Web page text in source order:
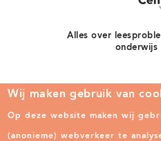
Wij maken gebruik van
Op deze website maken wij
(anonieme) webverkeer te
Alles over
onderwijs
Nieuwsbrief Actueel